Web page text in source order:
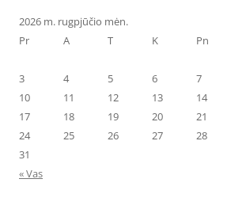
2026 m. rugpjūčio mėn.
Pr
A T K Pn
3
4 5 6 7
10
11 12 13 14
17
18 19 20 21
24
25 26 27 28
31
« Vas